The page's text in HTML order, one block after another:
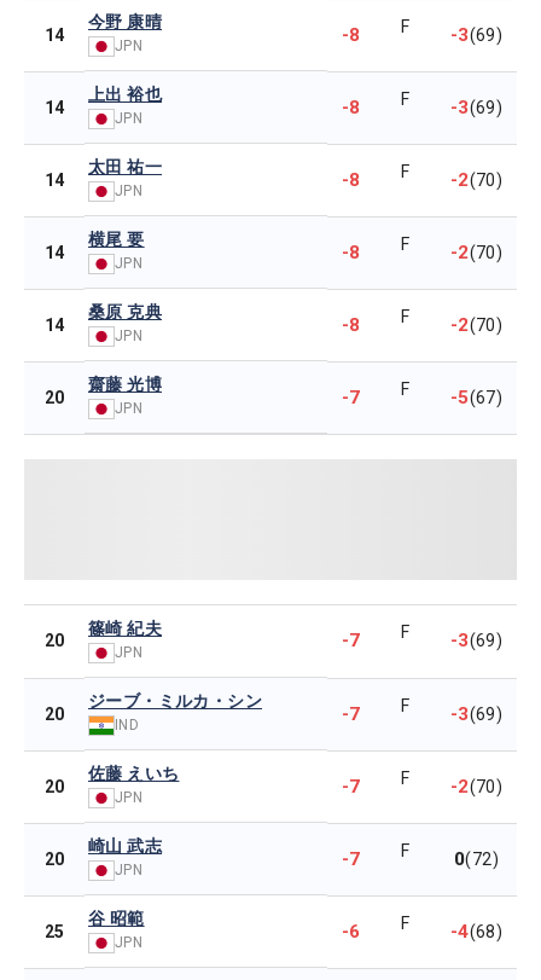
14
今野 康晴
JPN -8 F -3(69)
14
上出 裕也
JPN -8 F -3(69)
14
太田 祐一
JPN -8 F -2(70)
14
横尾 要
JPN -8 F -2(70)
14
桑原 克典
JPN -8 F -2(70)
20
齋藤 光博
JPN -7 F -5(67)
20
篠崎 紀夫
JPN
-7 F -3(69)
20
ジーブ・ミルカ・シン
IND -7 F -3(69)
20
佐藤 えいち
JPN -7 F -2(70)
20
崎山 武志
JPN -7 F 0(72)
25
谷 昭範
JPN -6 F -4(68)